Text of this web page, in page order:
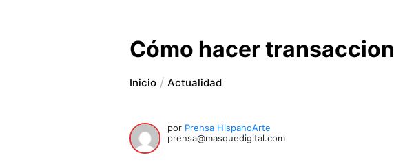
Cómo hacer
Inicio Actualidad
por Prensa HispanoArte
prensa@masquedigital.com